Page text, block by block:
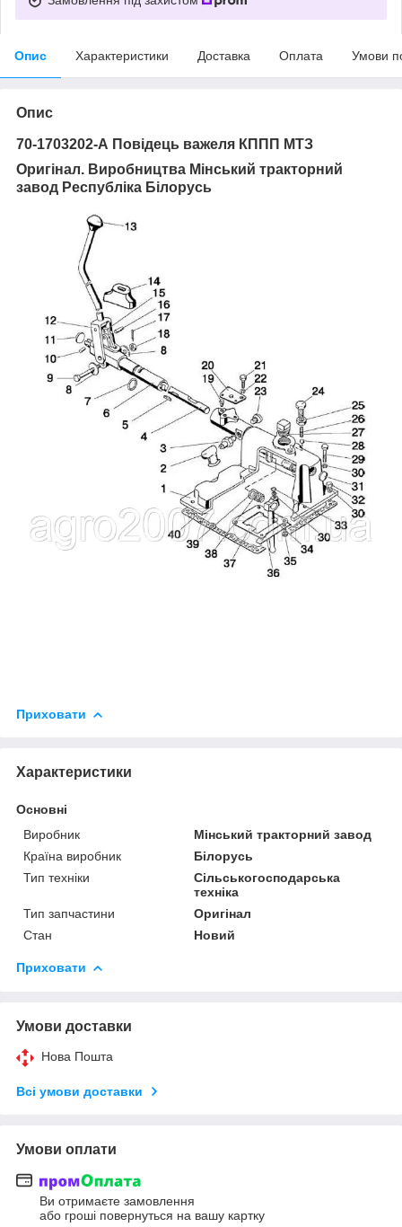
Опис Характеристики Доставка Оплата Умови
Опис
70-1703202-А Повідець важеля КППП МТЗ
Оригінал. Виробництва Мінський тракторний
завод Республіка Білорусь
Приховати
Характеристики
Основні
Виробник
Мінський тракторний завод
Країна виробник
Білорусь
Тип техніки
Сільськогосподарська
техніка
Тип запчастини
Оригінал
Стан
Новий
Приховати
Умови доставки
Нова Пошта
Всі умови доставки
Умови оплати
Ви отримаєте замовлення
або гроші повернуться на вашу картку